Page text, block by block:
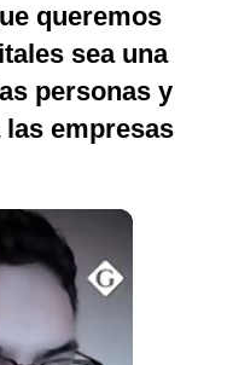
queremos
sea una
personas y
empresas